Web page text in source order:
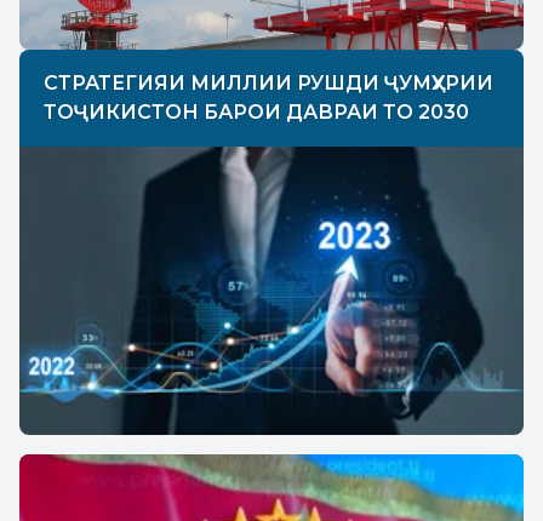
СТРАТЕГИЯИ МИЛЛИИ РУШДИ ҶУМҲУРИИ
ТОҶИКИСТОН БАРОИ ДАВРАИ ТО 2030